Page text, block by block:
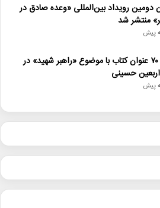
دومین رویداد بین‌المللی «وعده صادق در
منتشر شد
معرفی ۷۰ عنوان کتاب با موضوع «راهبر شهید» در
اربعین حسینی